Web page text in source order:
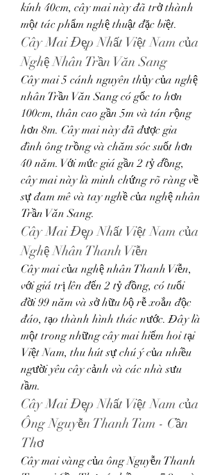
kính 40cm, cây mai này đã trở thành
một tác phẩm nghệ thuật đặc biệt.
Cây Mai Đẹp Nhất Việt Nam của
Nghệ Nhân Trần Văn Sang
Cây mai 5 cánh nguyên thủy của nghệ
nhân Trần Văn Sang có gốc to hơn
100cm, thân cao gần 5m và tán rộng
hơn 8m. Cây mai này đã được gia
đình ông trồng và chăm sóc suốt hơn
40 năm. Với mức giá gần 2 tỷ đồng,
cây mai này là minh chứng rõ ràng về
sự đam mê và tay nghề của nghệ nhân
Trần Văn Sang.
Cây Mai Đẹp Nhất Việt Nam của
Nghệ Nhân Thanh Viễn
Cây mai của nghệ nhân Thanh Viễn,
với giá trị lên đến 2 tỷ đồng, có tuổi
đời 99 năm và sở hữu bộ rễ xoắn độc
đáo, tạo thành hình thác nước. Đây là
một trong những cây mai hiếm hoi tại
Việt Nam, thu hút sự chú ý của nhiều
người yêu cây cảnh và các nhà sưu
tầm.
Cây Mai Đẹp Nhất Việt Nam của
Ông Nguyễn Thanh Tam - Cần
Thơ
Cây mai vàng của ông Nguyễn Thanh